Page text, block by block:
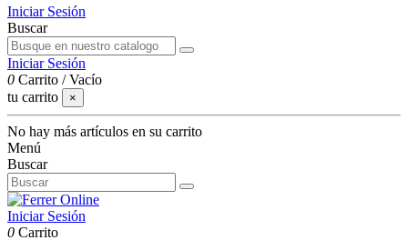
Iniciar Sesión
Buscar
Iniciar Sesión
0 Carrito /Vacío
tu carrito
×
No hay más artículos en su carrito
Menú
Buscar
Iniciar Sesión
0 Carrito